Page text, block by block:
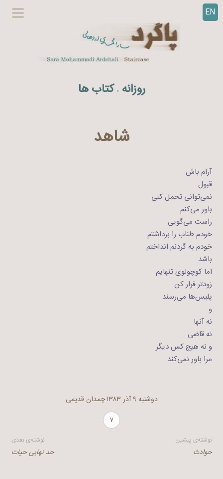
EN
روزانه . کتاب ها
شاهد
آرام باش
قبول
نمی‌توانی تحمل کنی
باور می‌‌کنم
راست می‌گویی
خودم طناب را برداشتم
خودم به گردنم انداختم
باشد
اما کوچولوی تنهایم
زودتر فرار کن
پلیس‌ها می‌رسند
و
نه آنها
نه قاضی
و نه هیچ کس دیگر
مرا باور نمی‌کند
دوشنبه ۹ آذر ۱۳۸۳
چمدان قدیمی
۷
راهبری
نوشته‌ی پیشین
حوادث
نوشته‌ی بعدی
حد نهایی حیات